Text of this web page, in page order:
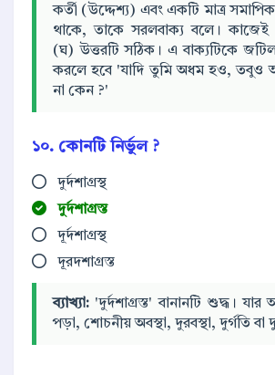
কর্তী (উদ্দেশ্য) এবং একটি মাত্র
থাকে, তাকে সরলবাক্য বলে। কাজেই
(ঘ) উত্তরটি সঠিক। এ বাক্যটিকে জটিল
করলে হবে 'যাদি তুমি অধম হও, তবুও
না কেন ?'
১০. কোনটি নির্ভুল ?
দুর্দশাগ্রস্থ
দুর্দশাগ্রস্ত
দূর্দশাগ্রস্থ
দূরদশাগ্রস্ত
ব্যাখ্যা: 'দুর্দশাগ্রস্ত' বানানটি শুদ্ধ। যার
পড়া, শোচনীয় অবস্থা, দুরবস্থা, দুর্গতি বা